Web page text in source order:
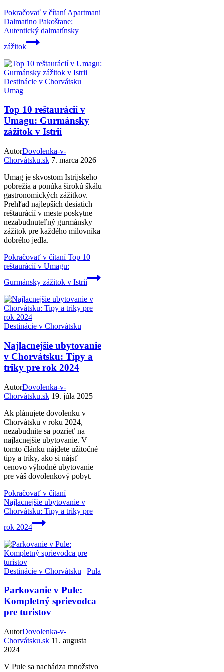
Pokračovať v čítaníApartmani
Dalmatino Pakoštane:
Autentický dalmatínsky
zážitok
Destinácie v Chorvátsku |
Umag
Top 10 reštaurácií v
Umagu: Gurmánsky
zážitok v Istrii
AutorDovolenka-v-
Chorvátsku.sk 7. marca 2026
Umag je skvostom Istrijskeho
pobrežia a ponúka širokú škálu
gastronomických zážitkov.
Prehľad najlepších desiatich
reštaurácií v meste poskytne
nezabudnuteľný gurmánsky
zážitok pre každého milovníka
dobrého jedla.
Pokračovať v čítaníTop 10
reštaurácií v Umagu:
Gurmánsky zážitok v Istrii
Destinácie v Chorvátsku
Najlacnejšie ubytovanie
v Chorvátsku: Tipy a
triky pre rok 2024
AutorDovolenka-v-
Chorvátsku.sk 19. júla 2025
Ak plánujete dovolenku v
Chorvátsku v roku 2024,
nezabudnite sa pozrieť na
najlacnejšie ubytovanie. V
tomto článku nájdete užitočné
tipy a triky, ako si nájsť
cenovo výhodné ubytovanie
pre váš dovolenkový pobyt.
Pokračovať v čítaní
Najlacnejšie ubytovanie v
Chorvátsku: Tipy a triky pre
rok 2024
Destinácie v Chorvátsku | Pula
Parkovanie v Pule:
Kompletný sprievodca
pre turistov
AutorDovolenka-v-
Chorvátsku.sk 11. augusta
2024
V Pule sa nachádza množstvo